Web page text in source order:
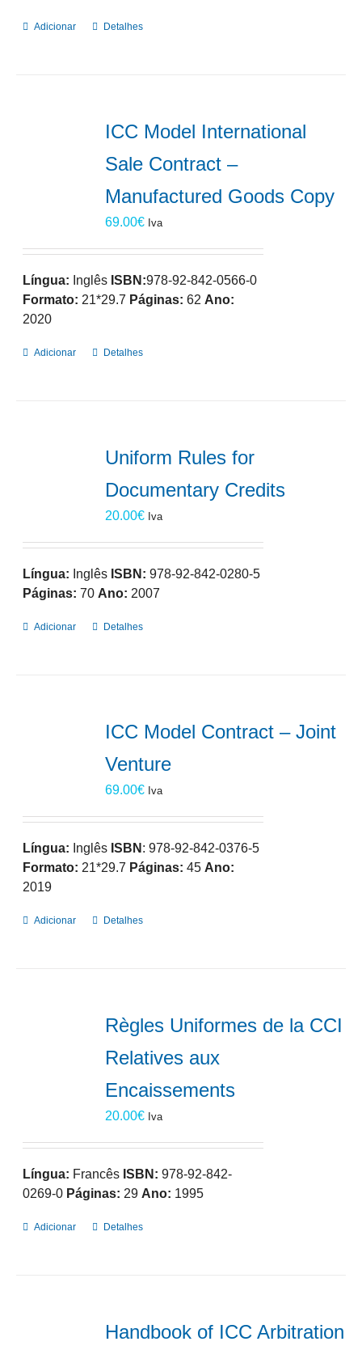
Adicionar Detalhes
ICC Model International
Sale Contract –
Manufactured Goods Copy
69.00€ Iva
Língua: Inglês ISBN:978-92-842-0566-0
Formato: 21*29.7 Páginas: 62 Ano:
2020
Adicionar Detalhes
Uniform Rules for
Documentary Credits
20.00€ Iva
Língua: Inglês ISBN: 978-92-842-0280-5
Páginas: 70 Ano: 2007
Adicionar Detalhes
ICC Model Contract – Joint
Venture
69.00€ Iva
Língua: Inglês ISBN : 978-92-842-0376-5
Formato: 21*29.7 Páginas: 45 Ano:
2019
Adicionar Detalhes
Règles Uniformes de la CCI
Relatives aux
Encaissements
20.00€ Iva
Língua: Francês ISBN: 978-92-842-
0269-0 Páginas: 29 Ano: 1995
Adicionar Detalhes
Handbook of ICC Arbitration